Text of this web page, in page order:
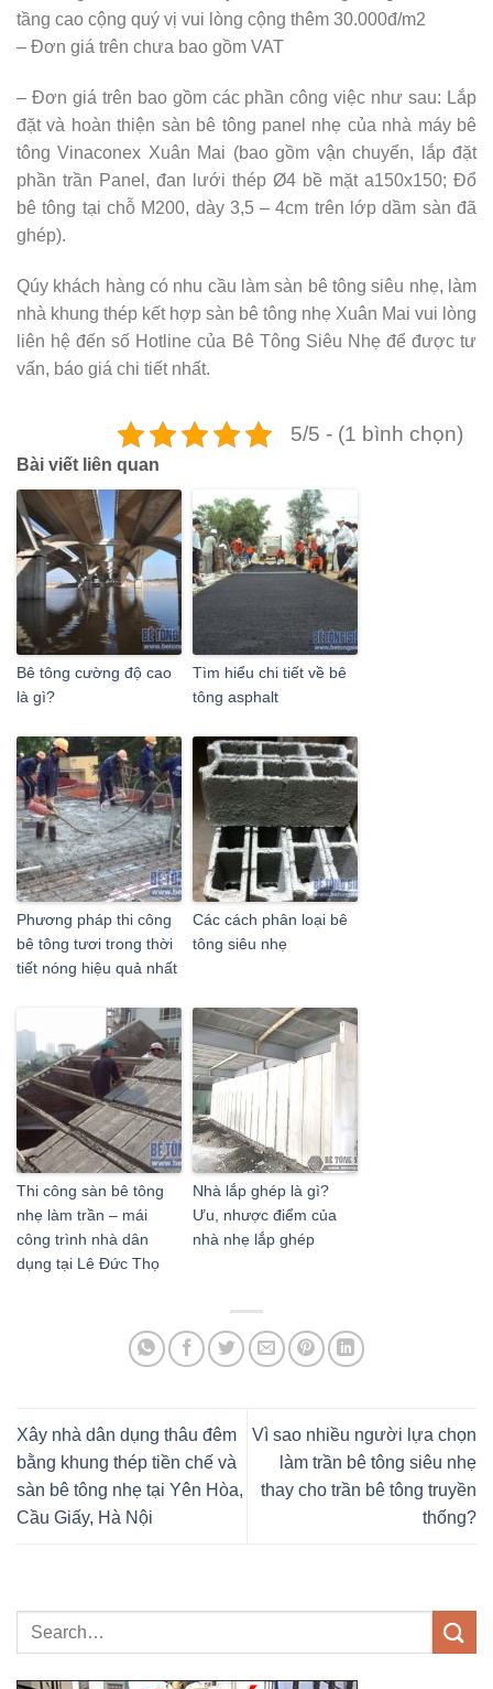
tầng cao cộng quý vị vui lòng cộng thêm 30.000đ/m2
– Đơn giá trên chưa bao gồm VAT
– Đơn giá trên bao gồm các phần công việc như sau: Lắp
đặt và hoàn thiện sàn bê tông panel nhẹ của nhà máy bê
tông Vinaconex Xuân Mai (bao gồm vận chuyển, lắp đặt
phần trần Panel, đan lưới thép Ø4 bề mặt a150x150; Đổ
bê tông tại chỗ M200, dày 3,5 – 4cm trên lớp dầm sàn đã
ghép).
Qúy khách hàng có nhu cầu làm sàn bê tông siêu nhẹ, làm
nhà khung thép kết hợp sàn bê tông nhẹ Xuân Mai vui lòng
liên hệ đến số Hotline của Bê Tông Siêu Nhẹ để được tư
vấn, báo giá chi tiết nhất.
5/5 - (1 bình chọn)
Bài viết liên quan
Bê tông cường độ cao
là gì?
Tìm hiểu chi tiết về bê
tông asphalt
Phương pháp thi công
bê tông tươi trong thời
tiết nóng hiệu quả nhất
Các cách phân loại bê
tông siêu nhẹ
Thi công sàn bê tông
nhẹ làm trần – mái
công trình nhà dân
dụng tại Lê Đức Thọ
Nhà lắp ghép là gì?
Ưu, nhược điểm của
nhà nhẹ lắp ghép
Xây nhà dân dụng thâu đêm
bằng khung thép tiền chế và
sàn bê tông nhẹ tại Yên Hòa,
Cầu Giấy, Hà Nội
Vì sao nhiều người lựa chọn
làm trần bê tông siêu nhẹ
thay cho trần bê tông truyền
thống?